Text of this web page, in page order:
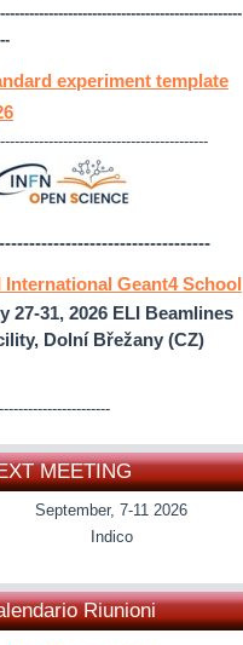
experiment template
International Geant4 School
27-31, 2026 ELI Beamlines
Dolní Břežany (CZ)
MEETING
September, 7-11 2026
Indico
Riunioni